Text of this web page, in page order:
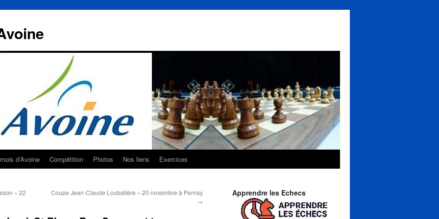
d’Avoine Compétition Photos Nos liens Exercices
– 22
Coupe Jean-Claude Loubatière – 20 novembre à Pernay
→
Apprendre les Echecs